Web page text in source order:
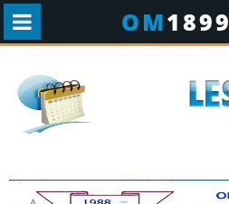
OM1899